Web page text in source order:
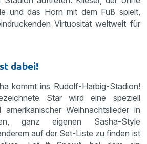
und das Horn mit dem Fuß spielt,
Virtuosität weltweit für
dabei!
kommt ins Rudolf-Harbig-Stadion!
Star wird eine speziell
amerikanischer Weihnachtslieder in
ganz eigenen Sasha-Style
auf der Set-Liste zu finden ist